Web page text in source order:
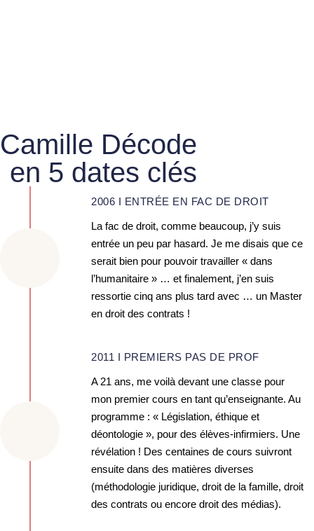
Camille Décode
en 5 dates clés
2006 I ENTRÉE EN FAC DE DROIT
La fac de droit, comme beaucoup, j’y suis
entrée un peu par hasard. Je me disais que ce
serait bien pour pouvoir travailler « dans
l’humanitaire » … et finalement, j’en suis
ressortie cinq ans plus tard avec … un Master
en droit des contrats !
2011 I PREMIERS PAS DE PROF
A 21 ans, me voilà devant une classe pour
mon premier cours en tant qu’enseignante. Au
programme : « Législation, éthique et
déontologie », pour des élèves-infirmiers. Une
révélation ! Des centaines de cours suivront
ensuite dans des matières diverses
(méthodologie juridique, droit de la famille, droit
des contrats ou encore droit des médias).